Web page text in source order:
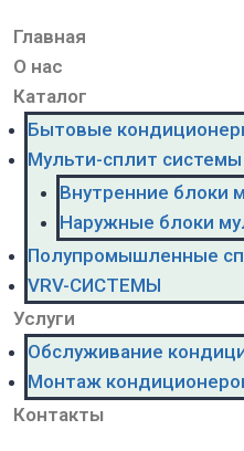
Главная
О нас
Каталог
Бытовые
Мульти-сплит системы
Внутренние блоки
Наружные блоки
Полупромышленные
VRV-CИСТЕМЫ
Услуги
Обслуживание
Монтаж
Контакты